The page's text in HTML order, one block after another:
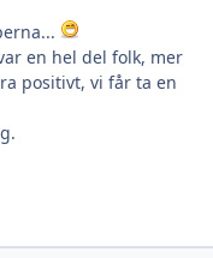
en hel del folk, mer
positivt, vi får ta en